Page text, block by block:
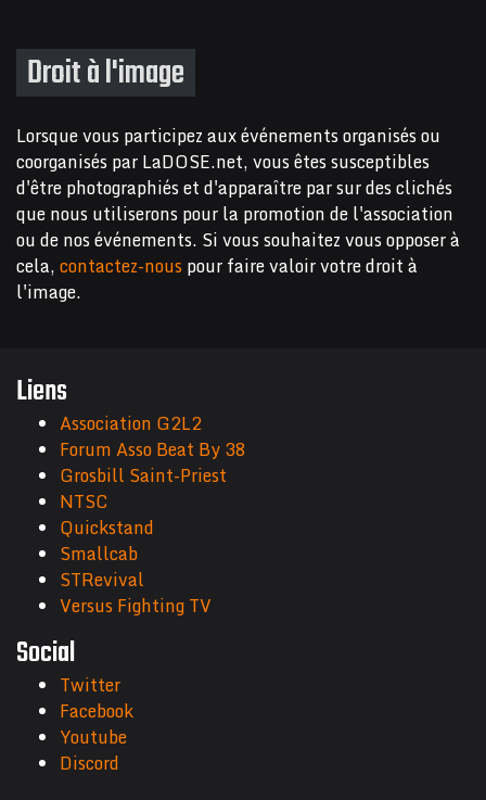
Droit à l'image
Lorsque vous participez aux événements organisés ou
coorganisés par LaDOSE.net, vous êtes susceptibles
d'être photographiés et d'apparaître par sur des clichés
que nous utiliserons pour la promotion de l'association
ou de nos événements. Si vous souhaitez vous opposer à
cela,contactez-nouspour faire valoir votre droit à
l'image.
Liens
Association G2L2
Forum Asso Beat By 38
Grosbill Saint-Priest
NTSC
Quickstand
Smallcab
STRevival
Versus Fighting TV
Social
Twitter
Facebook
Youtube
Discord